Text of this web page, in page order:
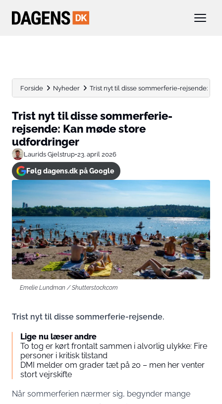
Forside Nyheder Trist nyt til disse sommerferie-rejsende:
Trist nyt til disse sommerferie-
rejsende: Kan møde store
udfordringer
Laurids Gjelstrup•23. april 2026
Følg dagens.dk på Google
Emelie Lundman / Shutterstock.com
Trist nyt til disse sommerferie-rejsende.
Lige nu læser andre
To tog er kørt frontalt sammen i alvorlig ulykke: Fire
personer i kritisk tilstand
DMI melder om grader tæt på 20 – men her venter
stort vejrskifte
Når sommerferien nærmer sig, begynder mange